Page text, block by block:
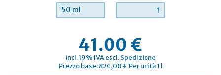
50 ml
41.00 €
incl. 19% IVA escl.Spedizione
Prezzo base: 820,00 € Per unità 1 l